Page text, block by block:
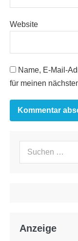
Website
Name, E-Mail-
für meinen
Suchen
Anzeige